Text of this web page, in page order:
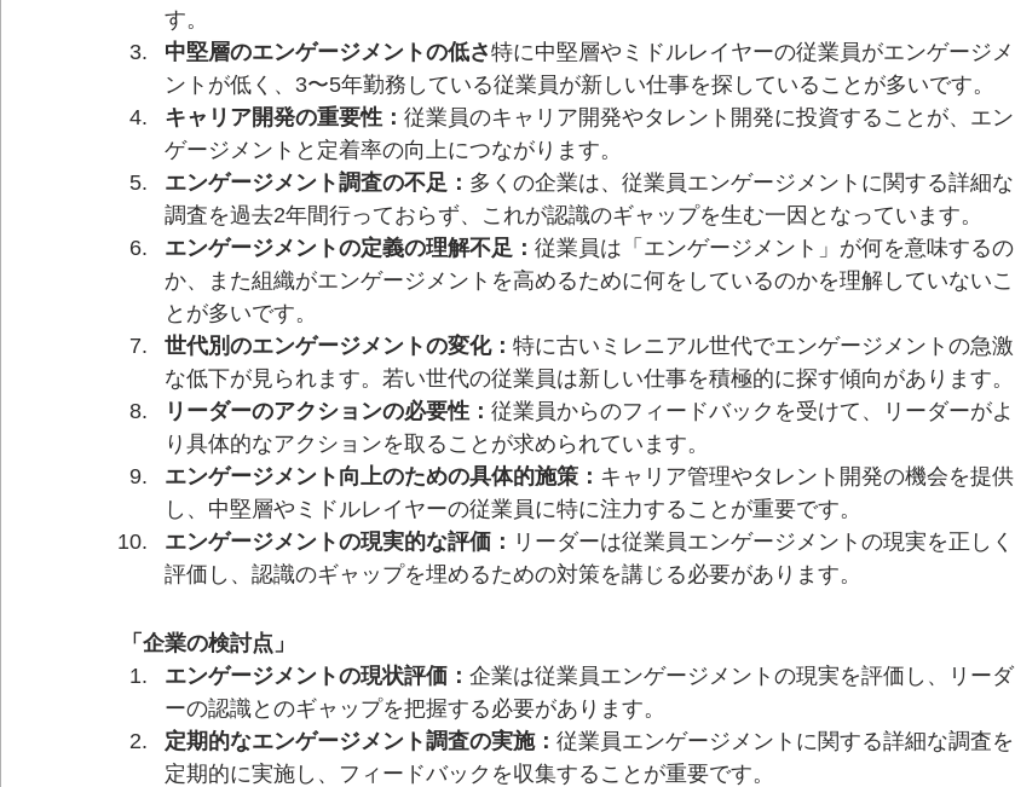
す。
中堅層のエンゲージメントの低さ特に中堅層やミドルレイヤーの従業員がエンゲージメ
ントが低く、3〜5年勤務している従業員が新しい仕事を探していることが多いです。
キャリア開発の重要性： 従業員のキャリア開発やタレント開発に投資することが、エン
ゲージメントと定着率の向上につながります。
エンゲージメント調査の不足： 多くの企業は、従業員エンゲージメントに関する詳細な
調査を過去2年間行っておらず、これが認識のギャップを生む一因となっています。
エンゲージメントの定義の理解不足： 従業員は「エンゲージメント」が何を意味するの
か、また組織がエンゲージメントを高めるために何をしているのかを理解していないこ
とが多いです。
世代別のエンゲージメントの変化： 特に古いミレニアル世代でエンゲージメントの急激
な低下が見られます。若い世代の従業員は新しい仕事を積極的に探す傾向があります。
リーダーのアクションの必要性： 従業員からのフィードバックを受けて、リーダーがよ
り具体的なアクションを取ることが求められています。
エンゲージメント向上のための具体的施策： キャリア管理やタレント開発の機会を提供
し、中堅層やミドルレイヤーの従業員に特に注力することが重要です。
エンゲージメントの現実的な評価： リーダーは従業員エンゲージメントの現実を正しく
評価し、認識のギャップを埋めるための対策を講じる必要があります。
「企業の検討点」
エンゲージメントの現状評価： 企業は従業員エンゲージメントの現実を評価し、リーダ
ーの認識とのギャップを把握する必要があります。
定期的なエンゲージメント調査の実施： 従業員エンゲージメントに関する詳細な調査を
定期的に実施し、フィードバックを収集することが重要です。